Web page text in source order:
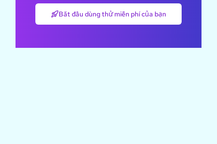
Bắt đầu dùng thử miễn phí của bạn